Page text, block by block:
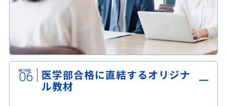
06 医学部合格に直結するオリジナ
ル教材